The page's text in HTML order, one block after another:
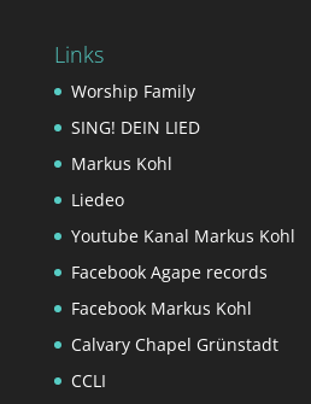
Links
Worship Family
SING! DEIN LIED
Markus Kohl
Liedeo
Youtube Kanal Markus Kohl
Facebook Agape records
Facebook Markus Kohl
Calvary Chapel Grünstadt
CCLI